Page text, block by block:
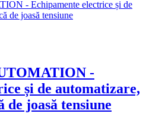
-
și de automatizare,
joasă tensiune